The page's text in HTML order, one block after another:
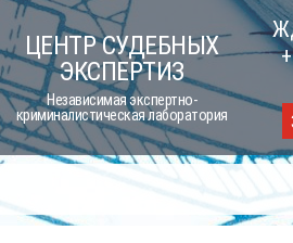
Skip
to
content
ЦЕНТР СУДЕБНЫХ
ЭКСПЕРТИЗ
Независимая экспертно-
криминалистическая лаборатория